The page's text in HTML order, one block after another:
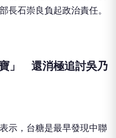
長石崇良負起政治責任。
」 還消極追討吳乃
示，台糖是最早發現中聯